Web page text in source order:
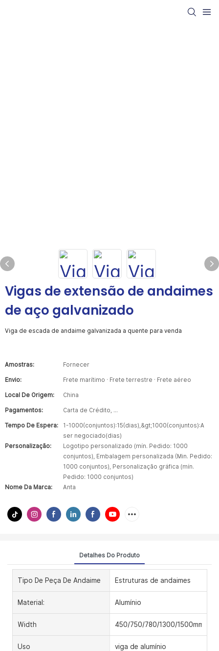
Vigas de extensão de andaimes
de aço galvanizado
Viga de escada de andaime galvanizada a quente para venda
Amostras: Fornecer
Envio: Frete marítimo · Frete terrestre · Frete aéreo
Local De Origem: China
Pagamentos: Carta de Crédito, ...
Tempo De Espera:
1-1000(conjuntos):15(dias),&gt;1000(conjuntos):A
ser negociado(dias)
Personalização:
Logotipo personalizado (mín. Pedido: 1000
conjuntos), Embalagem personalizada (Min. Pedido:
1000 conjuntos), Personalização gráfica (mín.
Pedido: 1000 conjuntos)
Nome Da Marca:
Anta
Detalhes Do Produto
Tipo De Peça De Andaime Estruturas de andaimes
Material: Alumínio
Width 450/750/780/1300/1500mm
Uso viga de alumínio